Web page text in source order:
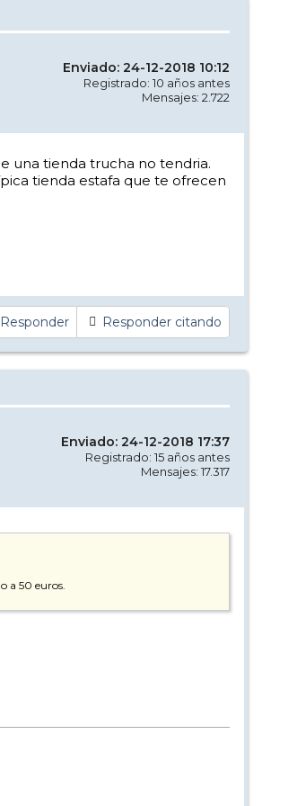
Enviado: 24-12-2018 10:12
Registrado: 10 años antes
Mensajes: 2.722
una tienda trucha no tendria.
tienda estafa que te ofrecen
Responder Responder citando
Enviado: 24-12-2018 17:37
Registrado: 15 años antes
Mensajes: 17.317
a 50 euros.